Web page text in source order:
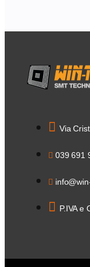
Via
039 691
P.IVA e